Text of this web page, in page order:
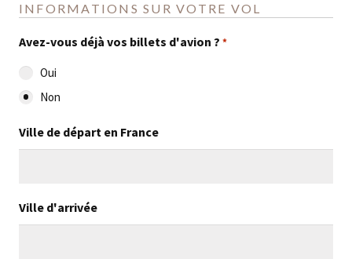
INFORMATIONS SUR VOTRE VOL
Avez-vous déjà vos billets d'avion ? *
Oui
Non
Ville de départ en France
Ville d'arrivée